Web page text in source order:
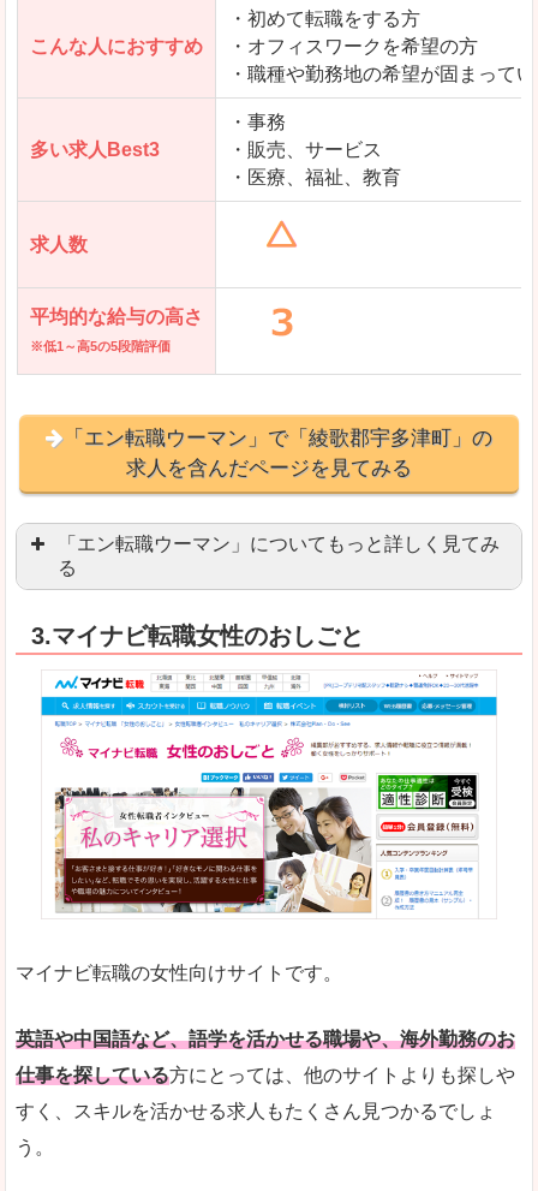
「とらばーゆ」で「綾歌郡宇多津町」の
求人を含んだページを見てみる
こんな人におすすめ
・初めて転職をする方
・オフィスワークを希望の方
・職種や勤務地の希望が固まって
多い求人Best3
・事務
・販売、サービス
・医療、福祉、教育
求人数
平均的な給与の高さ
※低1～高5の5段階評価
「エン転職ウーマン」で「綾歌郡宇多津町」の
求人を含んだページを見てみる
「エン転職ウーマン」についてもっと詳しく見てみ
る
良いところ
職種や勤務地など、すでに次のお仕事がイメージ
転職Q＆Aやノウハウが豊富なうえ、面接サポー
悪いところ
求人の掲載数が少ないです。
TOPページからこだわりや条件などをクイックに
はじめての転職や、転職活動において不安や心配
自分でうまく仕事を探せなくても、会員登録をす
人気度 「エン転職」全体として、会員数がとても多い印
3.マイナビ転職女性のおしごと
マイナビ転職の女性向けサイトです。
英語や中国語など、語学を活かせる職場や、海外勤務のお
仕事を探している方にとっては、他のサイトよりも探しや
すく、スキルを活かせる求人もたくさん見つかるでしょ
う。